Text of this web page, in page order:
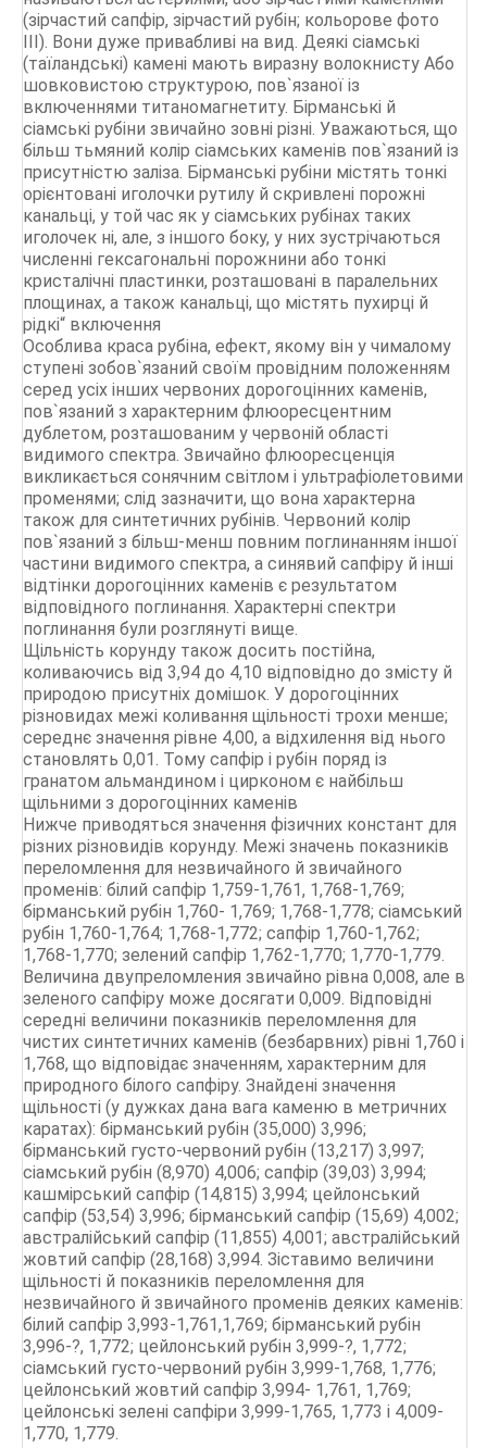
(зірчастий сапфір, зірчастий рубін; кольорове фото
III). Вони дуже привабливі на вид. Деякі сіамські
(таїландські) камені мають виразну волокнисту Або
шовковистою структурою, пов`язаної із
включеннями титаномагнетиту. Бірманські й
сіамські рубіни звичайно зовні різні. Уважаються, що
більш тьмяний колір сіамських каменів пов`язаний із
присутністю заліза. Бірманські рубіни містять тонкі
орієнтовані иголочки рутилу й скривлені порожні
канальці, у той час як у сіамських рубінах таких
иголочек ні, але, з іншого боку, у них зустрічаються
численні гексагональні порожнини або тонкі
кристалічні пластинки, розташовані в паралельних
площинах, а також канальці, що містять пухирці й
рідкі“ включення
Особлива краса рубіна, ефект, якому він у чималому
ступені зобов`язаний своїм провідним положенням
серед усіх інших червоних дорогоцінних каменів,
пов`язаний з характерним флюоресцентним
дублетом, розташованим у червоній області
видимого спектра. Звичайно флюоресценція
викликається сонячним світлом і ультрафіолетовими
променями; слід зазначити, що вона характерна
також для синтетичних рубінів. Червоний колір
пов`язаний з більш-менш повним поглинанням іншої
частини видимого спектра, а синявий сапфіру й інші
відтінки дорогоцінних каменів є результатом
відповідного поглинання. Характерні спектри
поглинання були розглянуті вище.
Щільність корунду також досить постійна,
коливаючись від 3,94 до 4,10 відповідно до змісту й
природою присутніх домішок. У дорогоцінних
різновидах межі коливання щільності трохи менше;
середнє значення рівне 4,00, а відхилення від нього
становлять 0,01. Тому сапфір і рубін поряд із
гранатом альмандином і цирконом є найбільш
щільними з дорогоцінних каменів
Нижче приводяться значення фізичних констант для
різних різновидів корунду. Межі значень показників
переломлення для незвичайного й звичайного
променів: білий сапфір 1,759-1,761, 1,768-1,769;
бірманський рубін 1,760- 1,769; 1,768-1,778; сіамський
рубін 1,760-1,764; 1,768-1,772; сапфір 1,760-1,762;
1,768-1,770; зелений сапфір 1,762-1,770; 1,770-1,779.
Величина двупреломления звичайно рівна 0,008, але в
зеленого сапфіру може досягати 0,009. Відповідні
середні величини показників переломлення для
чистих синтетичних каменів (безбарвних) рівні 1,760 і
1,768, що відповідає значенням, характерним для
природного білого сапфіру. Знайдені значення
щільності (у дужках дана вага каменю в метричних
каратах): бірманський рубін (35,000) 3,996;
бірманський густо-червоний рубін (13,217) 3,997;
сіамський рубін (8,970) 4,006; сапфір (39,03) 3,994;
кашмірський сапфір (14,815) 3,994; цейлонський
сапфір (53,54) 3,996; бірманський сапфір (15,69) 4,002;
австралійський сапфір (11,855) 4,001; австралійський
жовтий сапфір (28,168) 3,994. Зіставимо величини
щільності й показників переломлення для
незвичайного й звичайного променів деяких каменів:
білий сапфір 3,993-1,761,1,769; бірманський рубін
3,996-?, 1,772; цейлонський рубін 3,999-?, 1,772;
сіамський густо-червоний рубін 3,999-1,768, 1,776;
цейлонський жовтий сапфір 3,994- 1,761, 1,769;
цейлонські зелені сапфіри 3,999-1,765, 1,773 і 4,009-
1,770, 1,779.